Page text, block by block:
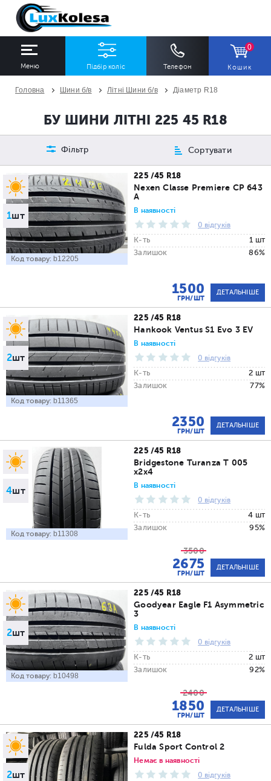
Меню Підбір коліс Телефон
0
Кошик
Всі Всі
Діаметр
Всі
Сезон
Всі
Кількість
Всі
ПІДІБРАТИ
Головна Шини б/в Літні Шини б/в Діаметр R18
БУ ШИНИ ЛІТНІ 225 45 R18
Фільтр Сортувати
1шт
Код товару: b12205
225 /45 R18
Nexen Classe Premiere CP 643
A
В наявності
0 відгуків
К-ть
1 шт
Залишок
86%
1500
ГРН/ШТ
ДЕТАЛЬНІШЕ
2шт
Код товару: b11365
225 /45 R18
Hankook Ventus S1 Evo 3 EV
В наявності
0 відгуків
К-ть
2 шт
Залишок
77%
2350
ГРН/ШТ
ДЕТАЛЬНІШЕ
4шт
Код товару: b11308
225 /45 R18
Bridgestone Turanza T 005
x2x4
В наявності
0 відгуків
К-ть
4 шт
Залишок
95%
3500
2675
ГРН/ШТ
ДЕТАЛЬНІШЕ
2шт
Код товару: b10498
225 /45 R18
Goodyear Eagle F1 Asymmetric
3
В наявності
0 відгуків
К-ть
2 шт
Залишок
92%
2400
1850
ГРН/ШТ
ДЕТАЛЬНІШЕ
2шт
225 /45 R18
Fulda Sport Control 2
Немає в наявності
0 відгуків